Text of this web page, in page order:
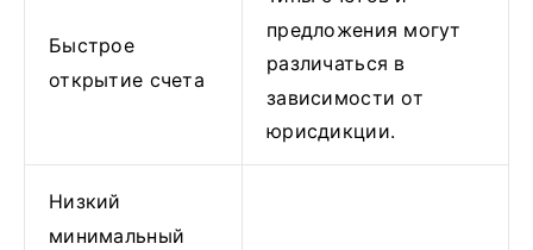
Быстрое
открытие счета
предложения могут
различаться в
зависимости от
юрисдикции.
Низкий
минимальный